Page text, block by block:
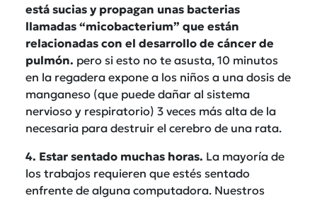
está sucias y propagan unas bacterias
llamadas “micobacterium” que están
relacionadas con el desarrollo de cáncer de
pulmón. pero si esto no te asusta, 10 minutos
en la regadera expone a los niños a una dosis de
manganeso (que puede dañar al sistema
nervioso y respiratorio) 3 veces más alta de la
necesaria para destruir el cerebro de una rata.
4. Estar sentado muchas horas. La mayoría de
los trabajos requieren que estés sentado
enfrente de alguna computadora. Nuestros